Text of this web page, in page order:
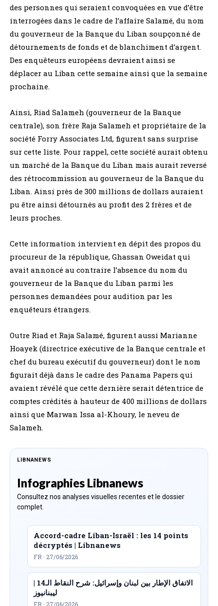
des personnes qui seraient convoquées en vue d’être
interrogées dans le cadre de l’affaire Salamé, du nom
du gouverneur de la Banque du Liban soupçonné de
détournements de fonds et de blanchiment d’argent.
Des enquêteurs européens devraient ainsi se
déplacer au Liban cette semaine ainsi que la semaine
prochaine.
Ainsi, Riad Salameh (gouverneur de la Banque
centrale), son frère Raja Salameh et propriétaire de la
société Forry Associates Ltd, figurent sans surprise
sur cette liste. Pour rappel, cette société aurait obtenu
un marché de la Banque du Liban mais aurait reversé
des rétrocommission au gouverneur de la Banque du
Liban. Ainsi près de 300 millions de dollars auraient
pu être ainsi détournés au profit des 2 frères et de
leurs proches.
Cette information intervient en dépit des propos du
procureur de la république, Ghassan Oweidat qui
avait annoncé au contraire l’absence du nom du
gouverneur de la Banque du Liban parmi les
personnes demandées pour audition par les
enquêteurs étrangers.
Outre Riad et Raja Salamé, figurent aussi Marianne
Hoayek (directrice exécutive de la Banque centrale et
chef du bureau exécutif du gouverneur) dont le nom
figurait déjà dans le cadre des Panama Papers qui
avaient révélé que cette dernière serait détentrice de
comptes crédités à hauteur de 400 millions de dollars
ainsi que Marwan Issa al-Khoury, le neveu de
Salameh.
LIBNANEWS
Infographies Libnanews
Consultez nos analyses visuelles recentes et le dossier
complet.
Accord-cadre Liban-Israël : les 14 points
décryptés | Libnanews
FR · 27/06/2026
الاتفاق الإطار بين لبنان وإسرائيل: شرح النقاط الـ14 |
ليبنانيوز
FR · 27/06/2026